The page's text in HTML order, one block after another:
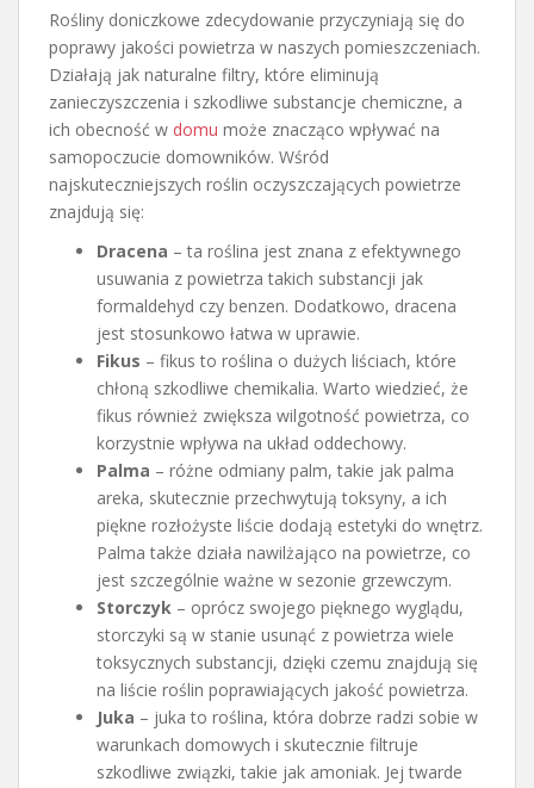
Rośliny doniczkowe zdecydowanie przyczyniają się do
poprawy jakości powietrza w naszych pomieszczeniach.
Działają jak naturalne filtry, które eliminują
zanieczyszczenia i szkodliwe substancje chemiczne, a
ich obecność w domu może znacząco wpływać na
samopoczucie domowników. Wśród
najskuteczniejszych roślin oczyszczających powietrze
znajdują się:
Dracena – ta roślina jest znana z efektywnego
usuwania z powietrza takich substancji jak
formaldehyd czy benzen. Dodatkowo, dracena
jest stosunkowo łatwa w uprawie.
Fikus – fikus to roślina o dużych liściach, które
chłoną szkodliwe chemikalia. Warto wiedzieć, że
fikus również zwiększa wilgotność powietrza, co
korzystnie wpływa na układ oddechowy.
Palma – różne odmiany palm, takie jak palma
areka, skutecznie przechwytują toksyny, a ich
piękne rozłożyste liście dodają estetyki do wnętrz.
Palma także działa nawilżająco na powietrze, co
jest szczególnie ważne w sezonie grzewczym.
Storczyk – oprócz swojego pięknego wyglądu,
storczyki są w stanie usunąć z powietrza wiele
toksycznych substancji, dzięki czemu znajdują się
na liście roślin poprawiających jakość powietrza.
Juka – juka to roślina, która dobrze radzi sobie w
warunkach domowych i skutecznie filtruje
szkodliwe związki, takie jak amoniak. Jej twarde